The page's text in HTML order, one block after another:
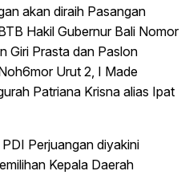
akan diraih Pasangan
Hakil Gubernur Bali Nomor
Giri Prasta dan Paslon
Urut 2, I Made
Patriana Krisna alias Ipat
Perjuangan diyakini
Kepala Daerah